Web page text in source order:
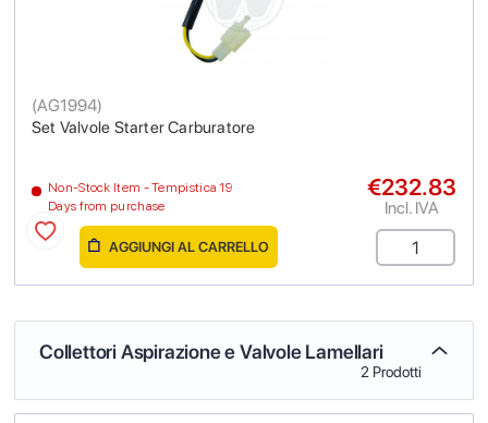
Set Valvole Starter Carburatore
(AG1994)
Non-Stock Item - Tempistica 19
Days from purchase
€232.83
Incl. IVA
AGGIUNGI AL CARRELLO
Collettori Aspirazione e Valvole Lamellari
2 Prodotti